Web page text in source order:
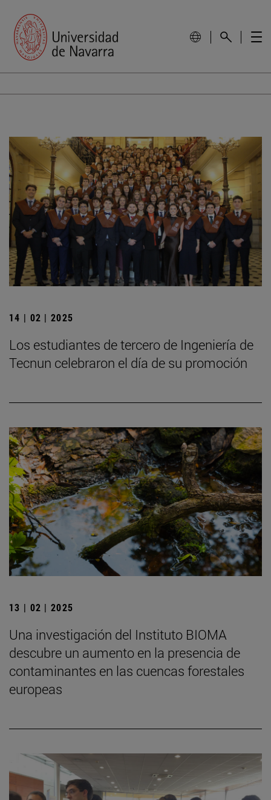
14 | 02 | 2025
Los estudiantes de tercero de Ingeniería de
Tecnun celebraron el día de su promoción
13 | 02 | 2025
Una investigación del Instituto BIOMA
descubre un aumento en la presencia de
contaminantes en las cuencas forestales
europeas